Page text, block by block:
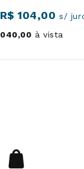
R$ 104,00 s/
040,00 à vista